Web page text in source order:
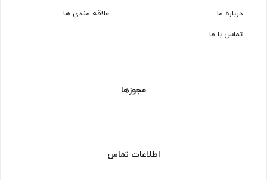
درباره ما
تماس با ما
علاقه مندی ها
مجوزها
اطلاعات تماس